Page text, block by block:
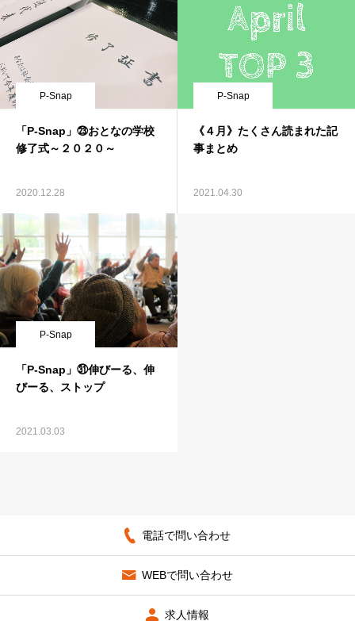
P-Snap
「P-Snap」㉓おとなの学校
修了式～２０２０～
2020.12.28
P-Snap
《４月》たくさん読まれた記
事まとめ
2021.04.30
P-Snap
「P-Snap」㉛伸びーる、伸
びーる、ストップ
2021.03.03
電話で問い合わせ
WEBで問い合わせ
求人情報